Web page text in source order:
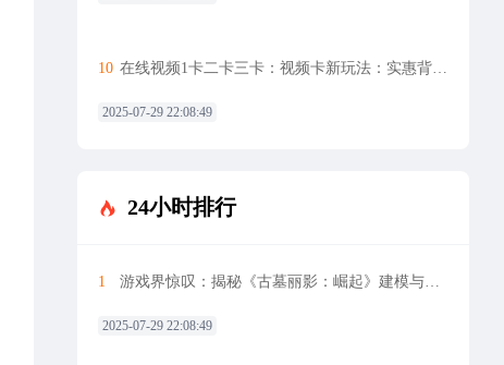
10 在线视频1卡二卡三卡：视频卡新玩法：实惠背后藏隐患，用户如何抉择？
2025-07-29 22:08:49
24小时排行
1 游戏界惊叹：揭秘《古墓丽影：崛起》建模与设计之美
2025-07-29 22:08:49